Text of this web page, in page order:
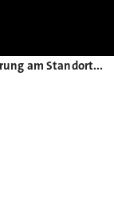
Bosch feiert Erweiterung am Standort Abstatt